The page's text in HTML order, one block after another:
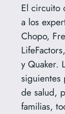
El circuito
a los
Chopo,
y Quaker.
siguientes
de salud,
familias,